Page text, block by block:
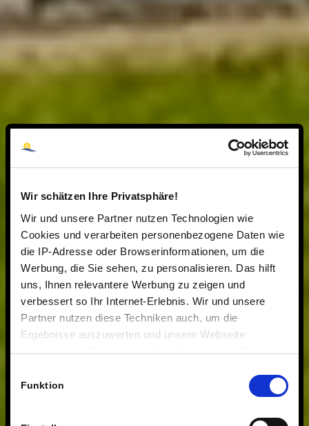
Wir schätzen Ihre Privatsphäre!
Wir und unsere Partner nutzen Technologien wie
Cookies und verarbeiten personenbezogene Daten wie
die IP-Adresse oder Browserinformationen, um die
Werbung, die Sie sehen, zu personalisieren. Das hilft
uns, Ihnen relevantere Werbung zu zeigen und
verbessert so Ihr Internet-Erlebnis. Wir und unsere
Partner nutzen diese Techniken auch, um die
Ergebnisse auszuwerten und unsere Webseite
anzupassen. Wir schätzen Ihre Privatsphäre. Daher
Technologien.
Funktion